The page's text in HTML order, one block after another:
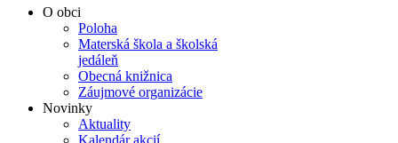
O obci
Poloha
Materská škola a školská
jedáleň
Obecná knižnica
Záujmové organizácie
Novinky
Aktuality